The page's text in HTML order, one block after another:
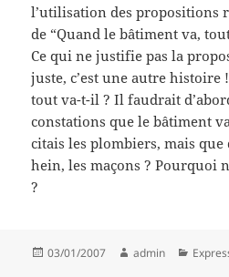
l’utilisation des propositions
de “Quand le bâtiment va,
Ce qui ne justifie pas la
juste, c’est une autre histoire
tout va-t-il ? Il faudrait
constations que le bâtiment
citais les plombiers, mais que
hein, les maçons ? Pourquoi
?
Posted
03/01/2007 Author
admin